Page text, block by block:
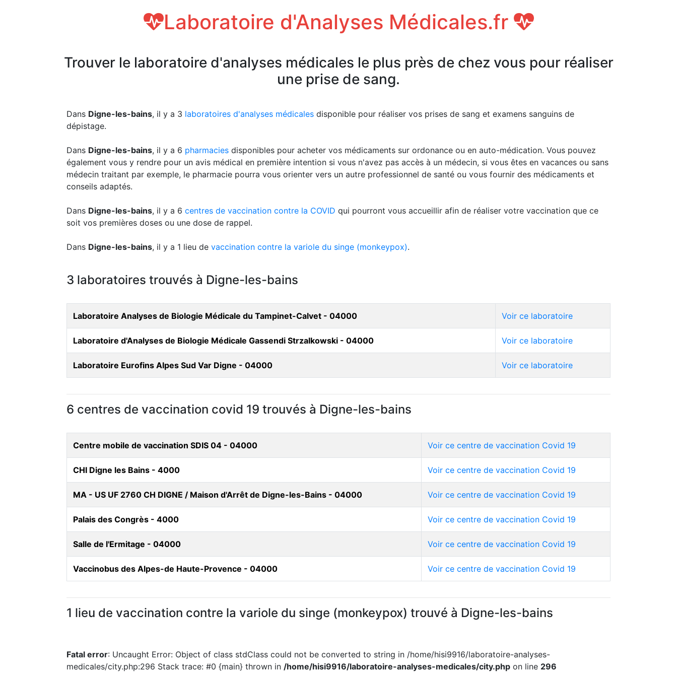
Laboratoire d'Analyses Médicales.fr
Trouver le laboratoire d'analyses médicales le plus près de chez vous pour réaliser
une prise de sang.
Dans Digne-les-bains, il y a 3 laboratoires d'analyses médicales disponible pour réaliser vos prises de sang et examens sanguins de
dépistage.
Dans Digne-les-bains, il y a 6 pharmacies disponibles pour acheter vos médicaments sur ordonance ou en auto-médication. Vous pouvez
également vous y rendre pour un avis médical en première intention si vous n'avez pas accès à un médecin, si vous êtes en vacances ou sans
médecin traitant par exemple, le pharmacie pourra vous orienter vers un autre professionnel de santé ou vous fournir des médicaments et
conseils adaptés.
Dans Digne-les-bains, il y a 6 centres de vaccination contre la COVID qui pourront vous accueillir afin de réaliser votre vaccination que ce
soit vos premières doses ou une dose de rappel.
Dans Digne-les-bains, il y a 1 lieu de vaccination contre la variole du singe (monkeypox).
3 laboratoires trouvés à Digne-les-bains
Laboratoire Analyses de Biologie Médicale du Tampinet-Calvet - 04000 Voir ce laboratoire
Laboratoire d'Analyses de Biologie Médicale Gassendi Strzalkowski - 04000 Voir ce laboratoire
Laboratoire Eurofins Alpes Sud Var Digne - 04000 Voir ce laboratoire
6 centres de vaccination covid 19 trouvés à Digne-les-bains
Centre mobile de vaccination SDIS 04 - 04000 Voir ce centre de vaccination Covid 19
CHI Digne les Bains - 4000 Voir ce centre de vaccination Covid 19
MA - US UF 2760 CH DIGNE / Maison d'Arrêt de Digne-les-Bains - 04000 Voir ce centre de vaccination Covid 19
Palais des Congrès - 4000 Voir ce centre de vaccination Covid 19
Salle de l'Ermitage - 04000 Voir ce centre de vaccination Covid 19
Vaccinobus des Alpes-de Haute-Provence - 04000 Voir ce centre de vaccination Covid 19
1 lieu de vaccination contre la variole du singe (monkeypox) trouvé à Digne-les-bains
Fatal error: Uncaught Error: Object of class stdClass could not be converted to string in /home/hisi9916/laboratoire-analyses-
medicales/city.php:296 Stack trace: #0 {main} thrown in /home/hisi9916/laboratoire-analyses-medicales/city.php on line 296